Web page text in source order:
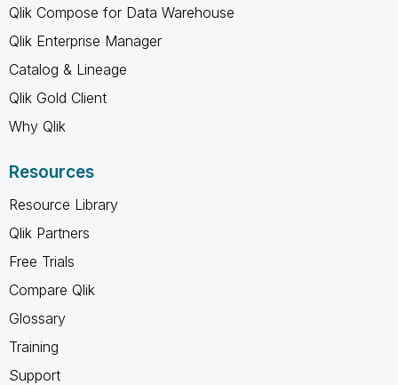
Qlik Compose for Data Warehouse
Qlik Enterprise Manager
Catalog & Lineage
Qlik Gold Client
Why Qlik
Resources
Resource Library
Qlik Partners
Free Trials
Compare Qlik
Glossary
Training
Support